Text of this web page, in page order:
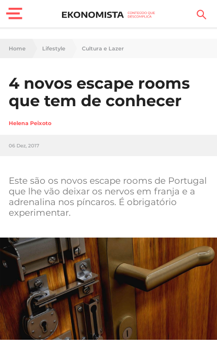
Finanças Pessoais
Carreira
Casa
Tecnologia
Negócios
Home Lifestyle Cultura e Lazer
4 novos escape rooms
que tem de conhecer
Helena Peixoto
06 Dez, 2017
Este são os novos escape rooms de Portugal
que lhe vão deixar os nervos em franja e a
adrenalina nos píncaros. É obrigatório
experimentar.